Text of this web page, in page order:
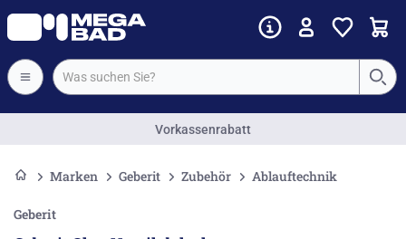
Vorkassenrabatt
Marken Geberit Zubehör Ablauftechnik
Geberit